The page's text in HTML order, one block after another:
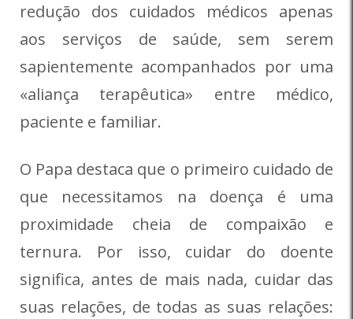
redução dos cuidados médicos apenas
aos serviços de saúde, sem serem
sapientemente acompanhados por uma
«aliança terapêutica» entre médico,
paciente e familiar.
O Papa destaca que o primeiro cuidado de
que necessitamos na doença é uma
proximidade cheia de compaixão e
ternura. Por isso, cuidar do doente
significa, antes de mais nada, cuidar das
suas relações, de todas as suas relações: